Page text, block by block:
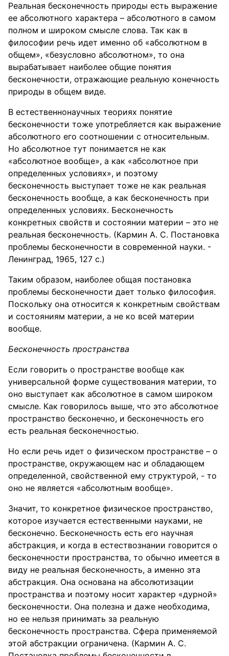
Реальная бесконечность природы есть выражение
ее абсолютного характера – абсолютного в самом
полном и широком смысле слова. Так как в
философии речь идет именно об «абсолютном в
общем», «безусловно абсолютном», то она
вырабатывает наиболее общие понятия
бесконечности, отражающие реальную конечность
природы в общем виде.
В естественнонаучных теориях понятие
бесконечности тоже употребляется как выражение
абсолютного его соотношении с относительным.
Но абсолютное тут понимается не как
«абсолютное вообще», а как «абсолютное при
определенных условиях», и поэтому
бесконечность выступает тоже не как реальная
бесконечность вообще, а как бесконечность при
определенных условиях. Бесконечность
конкретных свойств и состоянии материи – это не
реальная бесконечность. (Кармин А. С. Постановка
проблемы бесконечности в современной науки. -
Ленинград, 1965, 127 с.)
Таким образом, наиболее общая постановка
проблемы бесконечности дает только философия.
Поскольку она относится к конкретным свойствам
и состояниям материи, а не ко всей материи
вообще.
Бесконечность пространства
Если говорить о пространстве вообще как
универсальной форме существования материи, то
оно выступает как абсолютное в самом широком
смысле. Как говорилось выше, что это абсолютное
пространство бесконечно, и бесконечность его
есть реальная бесконечностью.
Но если речь идет о физическом пространстве – о
пространстве, окружающем нас и обладающем
определенной, свойственной ему структурой, - то
оно не является «абсолютным вообще».
Значит, то конкретное физическое пространство,
которое изучается естественными науками, не
бесконечно. Бесконечность есть его научная
абстракция, и когда в естествознании говорится о
бесконечности пространства, то обычно имеется в
виду не реальная бесконечность, а именно эта
абстракция. Она основана на абсолютизации
пространства и поэтому носит характер «дурной»
бесконечности. Она полезна и даже необходима,
но ее нельзя принимать за реальную
бесконечность пространства. Сфера применяемой
этой абстракции ограничена. (Кармин А. С.